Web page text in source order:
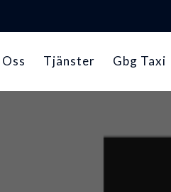
Tjänster Gbg Taxi